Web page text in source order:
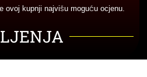
ovoj kupnji najvišu moguću ocjenu.